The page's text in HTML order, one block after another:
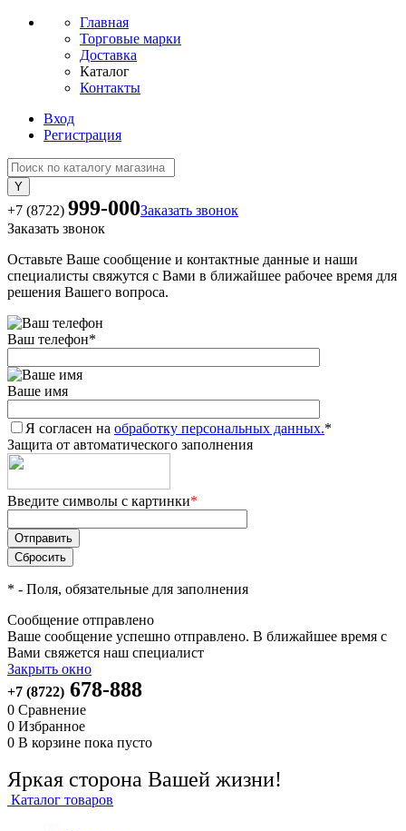
Главная
Торговые марки
Доставка
Каталог
Контакты
Вход
Регистрация
+7 (8722) 999-000Заказать звонок
Заказать звонок
Оставьте Ваше сообщение и контактные данные и наши
специалисты свяжутся с Вами в ближайшее рабочее время для
решения Вашего вопроса.
Ваш телефон*
Ваше имя
Я согласен на обработку персональных данных.*
Защита от автоматического заполнения
Введите символы с картинки*
* - Поля, обязательные для заполнения
Сообщение отправлено
Ваше сообщение успешно отправлено. В ближайшее время с
Вами свяжется наш специалист
Закрыть окно
+7 (8722) 678-888
0 Сравнение
0 Избранное
0 В корзине пока пусто
Яркая сторона Вашей жизни!
Каталог товаров